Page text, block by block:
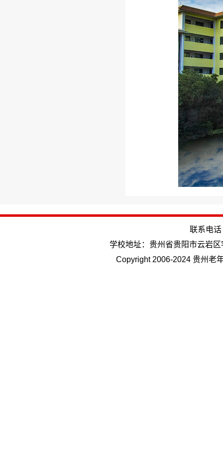
联系电
学校地址：贵州省贵阳市云岩
Copyright 2006-2024 贵州老